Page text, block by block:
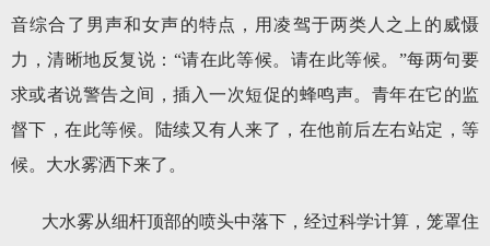
音综合了男声和女声的特点，用凌驾于两类人之上的威慑
力，清晰地反复说：“请在此等候。请在此等候。”每两句要
求或者说警告之间，插入一次短促的蜂鸣声。青年在它的监
督下，在此等候。陆续又有人来了，在他前后左右站定，等
候。大水雾洒下来了。
大水雾从细杆顶部的喷头中落下，经过科学计算，笼罩住